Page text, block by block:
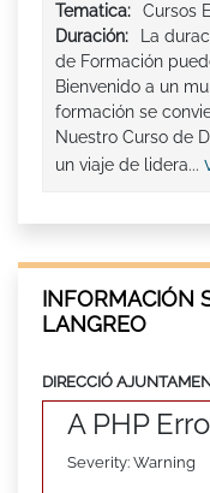
Tematica:
Cursos
Duración:
La
de Formación
Bienvenido a un
formación se
Nuestro Curso de
un viaje de lidera...
INFORMACIÓN
LANGREO
DIRECCIÓ
A PHP
Severity: Warning